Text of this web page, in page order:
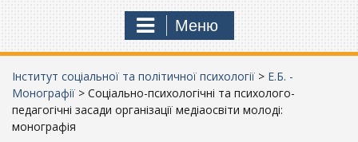
Меню
Інститут соціальної та політичної психології > Е.Б. -
Монографії > Соціально-психологічні та психолого-
педагогічні засади організації медіаосвіти молоді:
монографія